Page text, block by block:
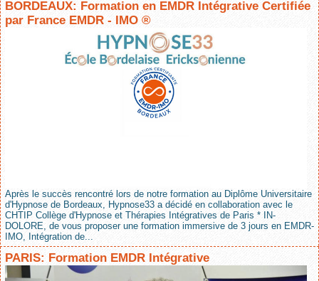
BORDEAUX: Formation en EMDR Intégrative Certifiée
par France EMDR - IMO ®
Après le succès rencontré lors de notre formation au Diplôme Universitaire
d'Hypnose de Bordeaux, Hypnose33 a décidé en collaboration avec le
CHTIP Collège d'Hypnose et Thérapies Intégratives de Paris * IN-
DOLORE, de vous proposer une formation immersive de 3 jours en EMDR-
IMO, Intégration de...
PARIS: Formation EMDR Intégrative